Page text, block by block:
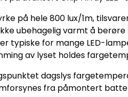
på hele 800 lux/1m,
ubehagelig varmt å
typiske for mange LED-
av lyset holdes
dagslys
fra påmontert